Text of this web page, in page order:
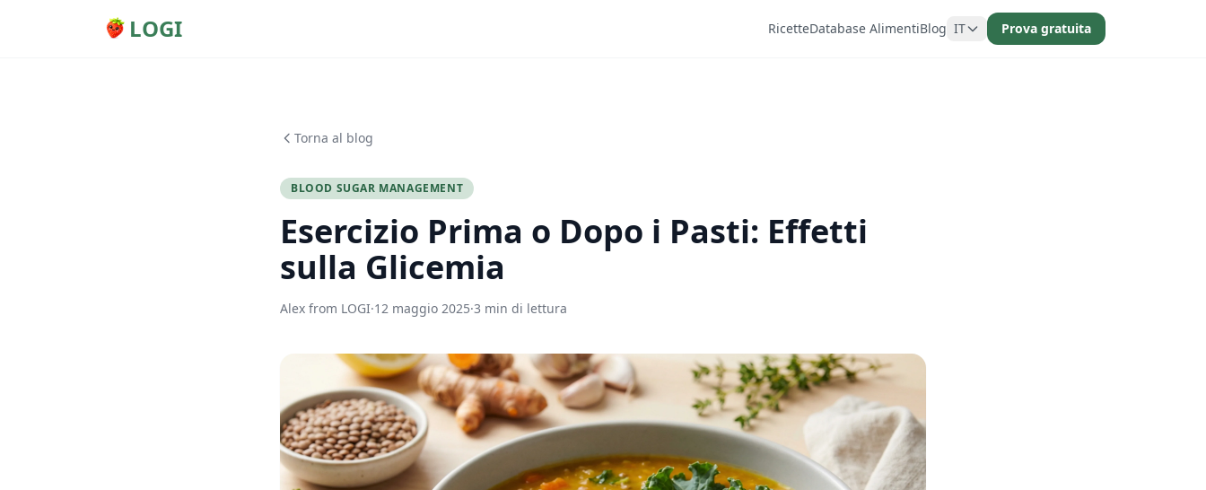
LOGI RicetteDatabase AlimentiBlog IT Prova gratuita
Torna al blog
BLOOD SUGAR MANAGEMENT
Esercizio Prima o Dopo i Pasti: Effetti
sulla Glicemia
Alex from LOGI·12 maggio 2025·3 min di lettura